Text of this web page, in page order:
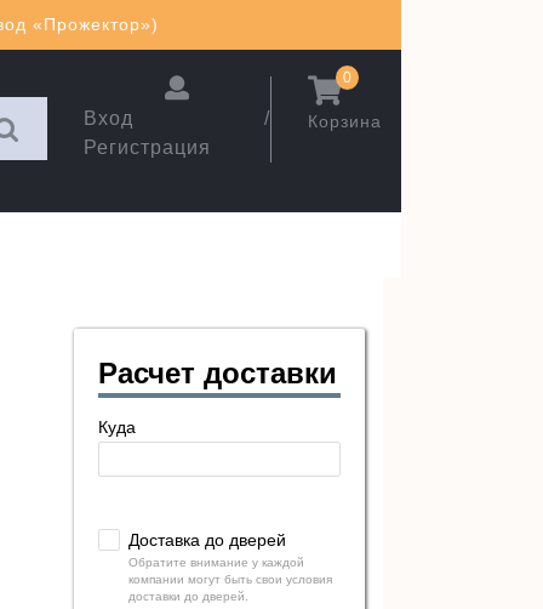
«Прожектор»)
Вход /
Регистрация
Корзина
0
Расчет доставки
Куда
Доставка до дверей
Обратите внимание у каждой
компании могут быть свои условия
доставки до дверей.